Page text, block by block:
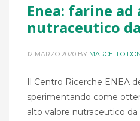
Enea: farine
nutraceutico
12 MARZO 2020 BY MARCELLO
Il Centro Ricerche ENEA
sperimentando come
alto valore nutraceutico